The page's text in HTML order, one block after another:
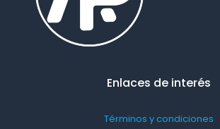
Enlaces de interés
Términos y condiciones